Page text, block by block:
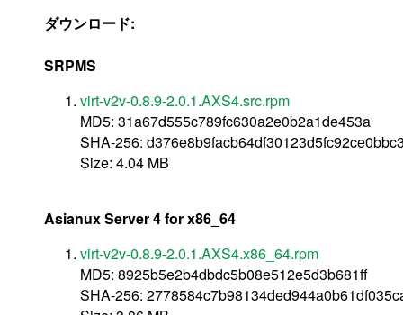
ダウンロード:
SRPMS
virt-v2v-0.8.9-2.0.1.AXS4.src.rpm
MD5: 31a67d555c789fc630a2e0b2a1de453a
SHA-256:
Size: 4.04 MB
Asianux Server 4 for x86_64
virt-v2v-0.8.9-2.0.1.AXS4.x86_64.rpm
MD5: 8925b5e2b4dbdc5b08e512e5d3b681ff
SHA-256: